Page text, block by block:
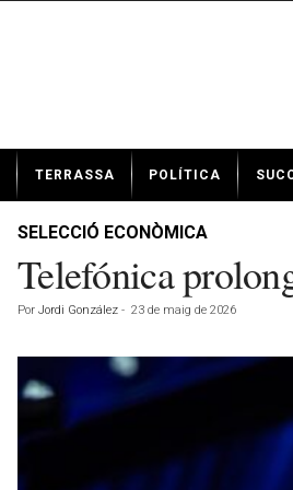
t
TERRASSA POLÍTICA
SELECCIÓ ECONÒMICA
Telefónica
Por Jordi González - 23 de maig de 2026